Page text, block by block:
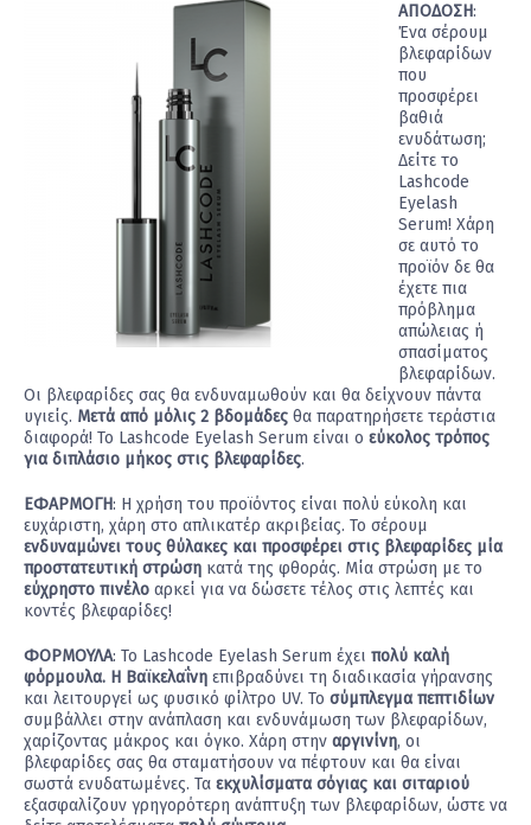
ΑΠΟΔΟΣΗ:
Ένα σέρουμ
βλεφαρίδων
που
προσφέρει
βαθιά
ενυδάτωση;
Δείτε το
Lashcode
Eyelash
Serum! Χάρη
σε αυτό το
προϊόν δε θα
έχετε πια
πρόβλημα
απώλειας ή
σπασίματος
βλεφαρίδων.
Οι βλεφαρίδες σας θα ενδυναμωθούν και θα δείχνουν πάντα
υγιείς. Μετά από μόλις 2 βδομάδες θα παρατηρήσετε τεράστια
διαφορά! Το Lashcode Eyelash Serum είναι ο εύκολος τρόπος
για διπλάσιο μήκος στις βλεφαρίδες.
ΕΦΑΡΜΟΓΗ: Η χρήση του προϊόντος είναι πολύ εύκολη και
ευχάριστη, χάρη στο απλικατέρ ακριβείας. Το σέρουμ
ενδυναμώνει τους θύλακες και προσφέρει στις βλεφαρίδες μία
προστατευτική στρώση κατά της φθοράς. Μία στρώση με το
εύχρηστο πινέλο αρκεί για να δώσετε τέλος στις λεπτές και
κοντές βλεφαρίδες!
ΦΟΡΜΟΥΛΑ: Το Lashcode Eyelash Serum έχει πολύ καλή
φόρμουλα. Η Βαϊκελαΐνη επιβραδύνει τη διαδικασία γήρανσης
και λειτουργεί ως φυσικό φίλτρο UV. Το σύμπλεγμα πεπτιδίων
συμβάλλει στην ανάπλαση και ενδυνάμωση των βλεφαρίδων,
χαρίζοντας μάκρος και όγκο. Χάρη στην αργινίνη, οι
βλεφαρίδες σας θα σταματήσουν να πέφτουν και θα είναι
σωστά ενυδατωμένες. Τα εκχυλίσματα σόγιας και σιταριού
εξασφαλίζουν γρηγορότερη ανάπτυξη των βλεφαρίδων, ώστε να